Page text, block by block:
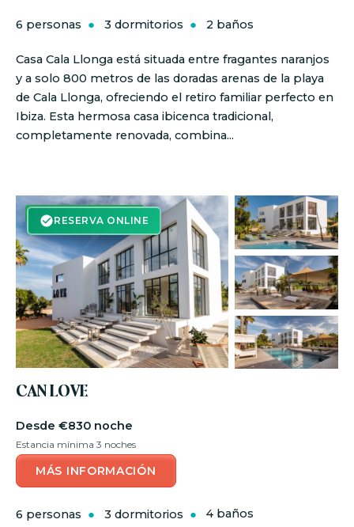
6 personas 3 dormitorios 2 baños
Casa Cala Llonga está situada entre fragantes naranjos
y a solo 800 metros de las doradas arenas de la playa
de Cala Llonga, ofreciendo el retiro familiar perfecto en
Ibiza. Esta hermosa casa ibicenca tradicional,
completamente renovada, combina...
RESERVA ONLINE
RESERVA ON-LINE
CAN LOVE
€830 noche
Estancia mínima 3 noches
MÁS INFORMACIÓN
6 personas 3 dormitorios 4 baños